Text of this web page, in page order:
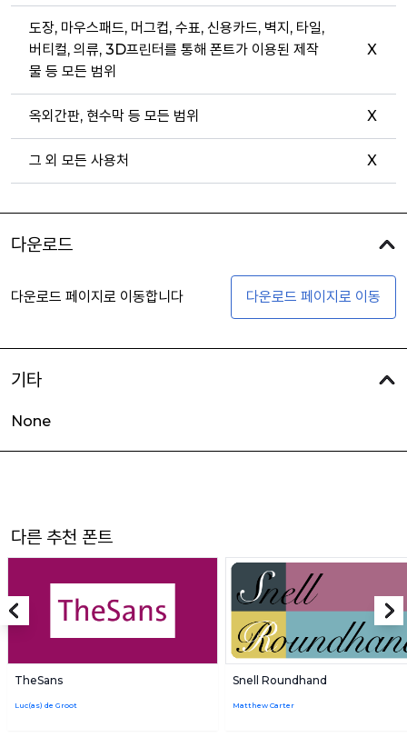
도장, 마우스패드, 머그컵, 수표, 신용카드, 벽지, 타일,
버티컬, 의류, 3D프린터를 통해 폰트가 이용된 제작
물 등 모든 범위
X
옥외간판, 현수막 등 모든 범위 X
그 외 모든 사용처 X
다운로드
다운로드 페이지로 이동합니다 다운로드 페이지로 이동
기타
None
다른 추천 폰트
TheSans
Luc(as) de Groot
Snell Roundhand
Matthew Carter